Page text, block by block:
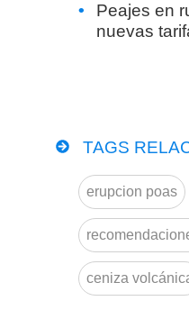
Peajes en
nuevas
TAGS
erupcion poas
ceniza